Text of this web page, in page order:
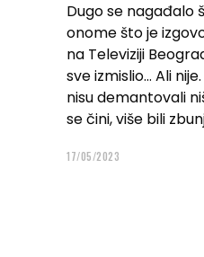
Dugo se nagađalo
onome što je
na Televiziji
sve izmislio… Ali
nisu demantovali
se čini, više bili
17/05/2023